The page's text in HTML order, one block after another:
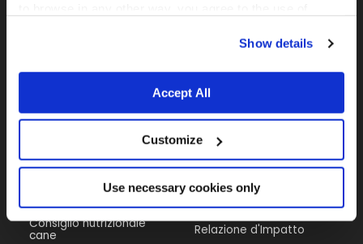
Show details
Accept All
Customize
Use necessary cookies only
PRODUCTS &
INGREDIENTS
Alimenti Cane
Catlitter
Consiglio nutrizionale
gatto
Consiglio nutrizionale
cane
ACTIVISM
Reintegration Economy
La nostra storia
Activism
Companion For Life
Progetti per la
biodiversità
Relazione d'Impatto